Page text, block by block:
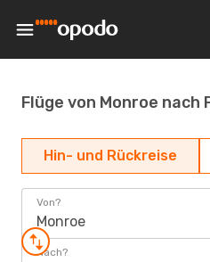
Flüge von Monroe
Hin- und Rückreise
Von?
Monroe
Nach?